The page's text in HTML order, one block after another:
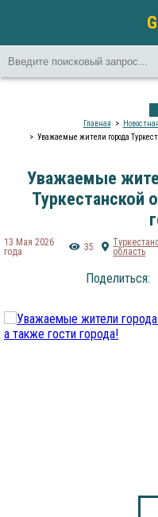
Главная
Уважаемые жители города
Уважаемые
Туркестанской
13 Мая 2026
года
35
область
Поделиться: